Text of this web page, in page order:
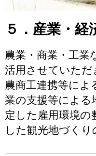
５．産業・経
農業・商業・工業
活用させていただ
農商工連携等によ
業の支援等による
定した雇用環境の
した観光地づく